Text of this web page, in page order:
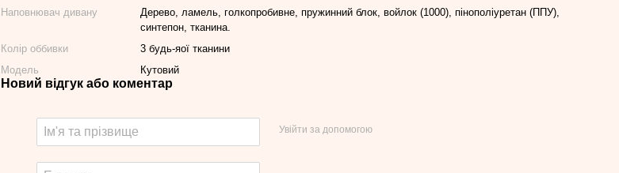
Наповнювач дивану
Дерево, ламель, голкопробивне, пружинний блок, войлок (1000), пінополіуретан (ППУ),
синтепон, тканина.
Колір оббивки
3 будь-яої тканини
Модель
Кутовий
Новий відгук або коментар
Увійти за допомогою